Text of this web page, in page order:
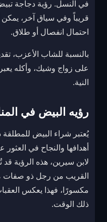
في النسل. رؤية دجاجة
قريباً وفي سياق آخر،
احتمال انفصال أو طلاق.
بالنسبة للشاب الأعزب،
على زواج وشيك، وأكله
النية.
رؤيه البيض في
يُعتبر شراء البيض
أهدافها والنجاح في
لابن سيرين، هذه الرؤية قد
القريب من رجل ذو صفات
مكسورًا، فهذا يعكس
ذلك الوقت.